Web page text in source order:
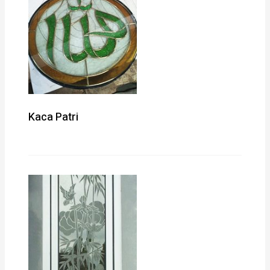
Kaca Patri